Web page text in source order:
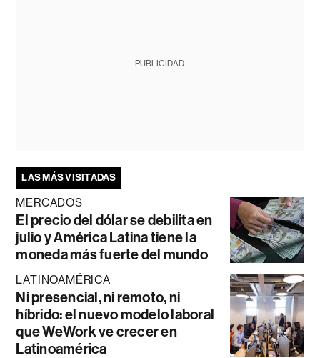
PUBLICIDAD
LAS MÁS VISITADAS
MERCADOS
El precio del dólar se debilita en
julio y América Latina tiene la
moneda más fuerte del mundo
LATINOAMÉRICA
Ni presencial, ni remoto, ni
híbrido: el nuevo modelo laboral
que WeWork ve crecer en
Latinoamérica